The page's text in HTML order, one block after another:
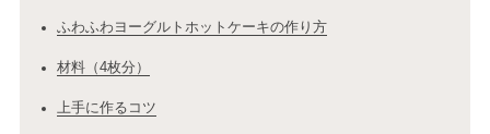
ふわふわヨーグルトホットケーキの作り方
材料（4枚分）
上手に作るコツ